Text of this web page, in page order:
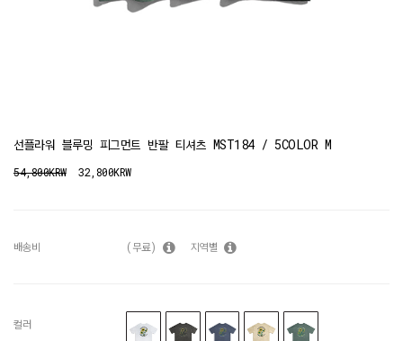
선플라워 블루밍 피그먼트 반팔 티셔츠 MST184 / 5COLOR M
54,800KRW 32,800KRW
배송비 (무료) 지역별
컬러